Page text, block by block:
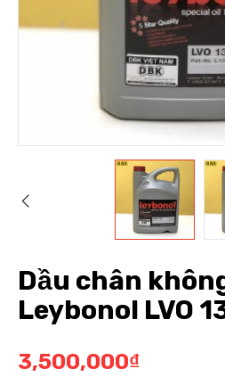
Dầu chân
Leybonol LVO
3,500,000₫